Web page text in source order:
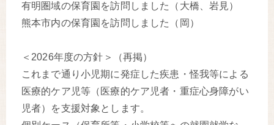
有明圏域の保育園を訪問しました（大橋、岩見）
熊本市内の保育園を訪問しました（岡）
＜2026年度の方針＞（再掲）
これまで通り小児期に発症した疾患・怪我等による
医療的ケア児等（医療的ケア児者・重症心身障がい
児者）を支援対象とします。